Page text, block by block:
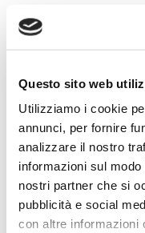
Questo sito web
Utilizziamo i cookie
annunci, per fornire
analizzare il nostro
informazioni sul
nostri partner che si
pubblicità e social
con altre informazioni